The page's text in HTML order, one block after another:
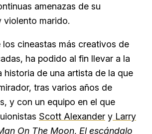
amenazas de su
violento marido.
los cineastas más creativos de
ha podido al fin llevar a la
historia de una artista de la que
tras varios años de
y con un equipo en el que
Scott Alexander y Larry
On The Moon, El escándalo